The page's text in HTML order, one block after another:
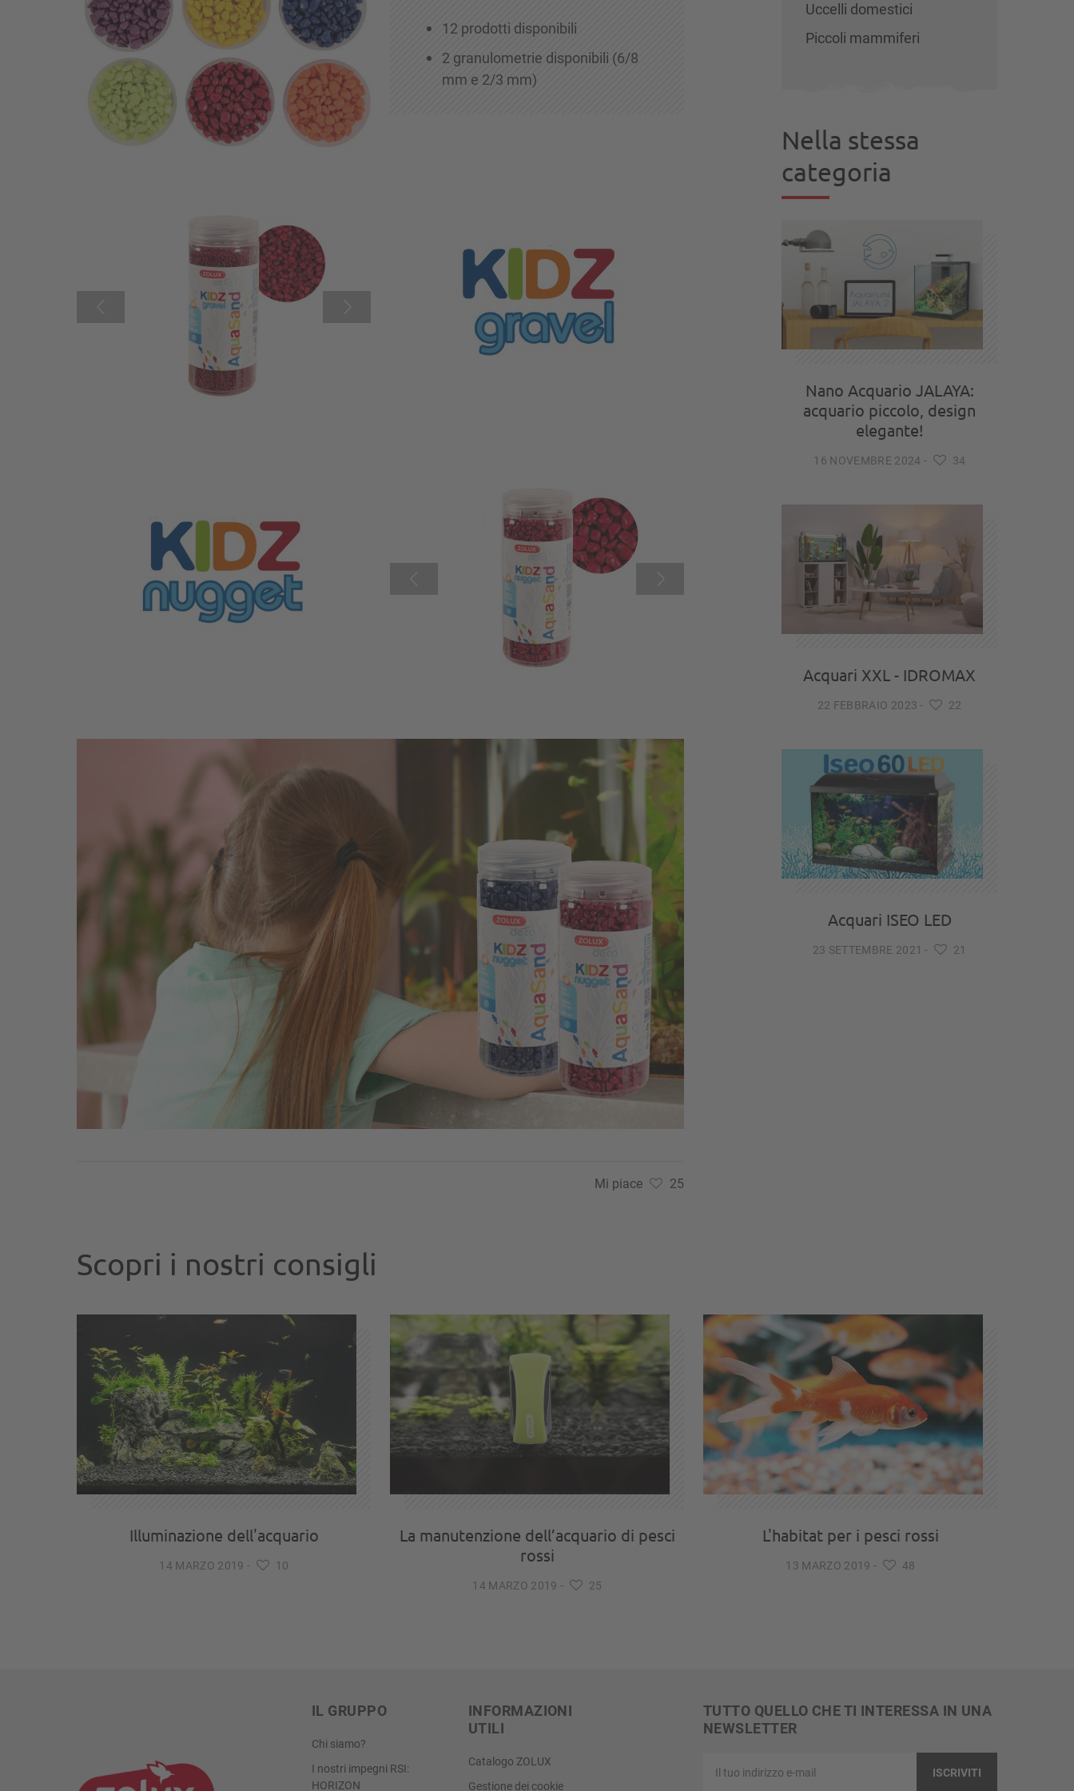
12 prodotti disponibili
2 granulometrie disponibili (6/8
mm e 2/3 mm)
Mi piace 25
Uccelli domestici
Piccoli mammiferi
Nella stessa
categoria
Nano Acquario JALAYA:
acquario piccolo, design
elegante!
16 NOVEMBRE 2024 - 34
Acquari XXL - IDROMAX
22 FEBBRAIO 2023 - 22
Acquari ISEO LED
23 SETTEMBRE 2021 - 21
Scopri i nostri consigli
Illuminazione dell'acquario
14 MARZO 2019 - 10
La manutenzione dell’acquario di pesci
rossi
14 MARZO 2019 - 25
L'habitat per i pesci rossi
13 MARZO 2019 - 48
IL GRUPPO
Chi siamo?
I nostri impegni RSI:
HORIZON
INFORMAZIONI
UTILI
Catalogo ZOLUX
Gestione dei cookie
TUTTO QUELLO CHE TI INTERESSA IN UNA
NEWSLETTER
tuo
ISCRIVITI